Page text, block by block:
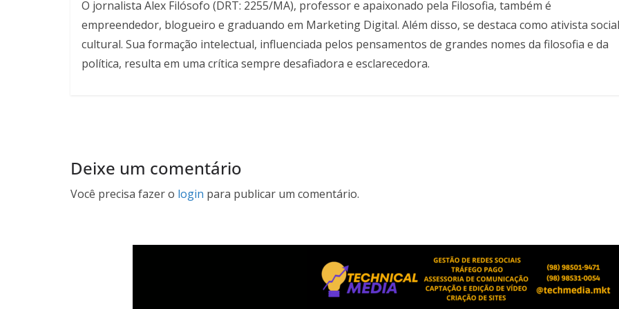
O jornalista Alex Filósofo (DRT: 2255/MA), professor e apaixonado pela Filosofia, também é
empreendedor, blogueiro e graduando em Marketing Digital. Além disso, se destaca como ativista
cultural. Sua formação intelectual, influenciada pelos pensamentos de grandes nomes da filosofia e da
política, resulta em uma crítica sempre desafiadora e esclarecedora.
Deixe um comentário
Você precisa fazer o login para publicar um comentário.